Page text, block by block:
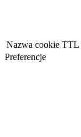
Nazwa cookie TTL
Preferencje